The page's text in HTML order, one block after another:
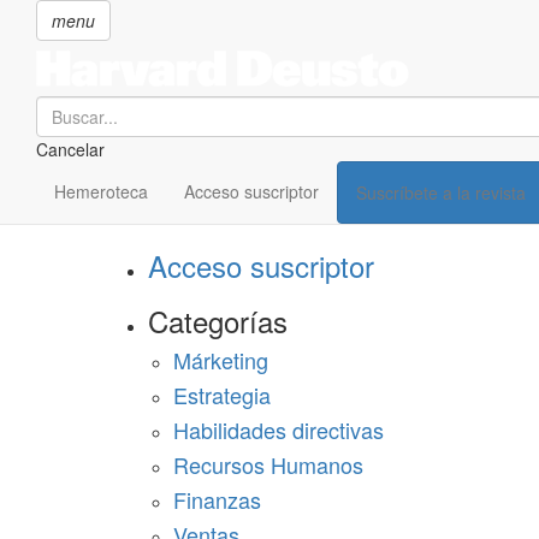
menu
Search
Cancelar
Hemeroteca Acceso suscriptor Suscríbete a la revista
SECCIONES
Suscríbete a Harvard Deusto
Acceso suscriptor
Categorías
Márketing
Estrategia
Habilidades directivas
Recursos Humanos
Finanzas